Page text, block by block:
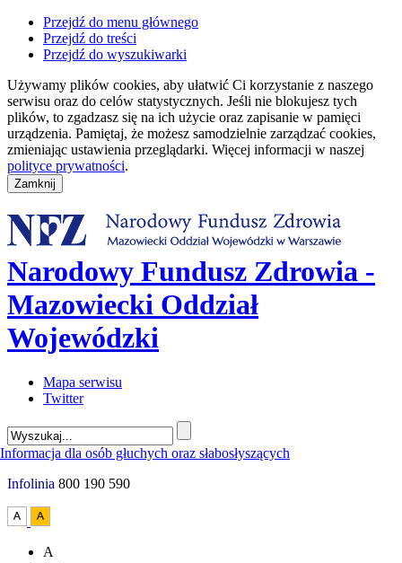
Przejdź do menu głównego
Przejdź do treści
Przejdź do wyszukiwarki
Używamy plików cookies, aby ułatwić Ci korzystanie z naszego
serwisu oraz do celów statystycznych. Jeśli nie blokujesz tych
plików, to zgadzasz się na ich użycie oraz zapisanie w pamięci
urządzenia. Pamiętaj, że możesz samodzielnie zarządzać cookies,
zmieniając ustawienia przeglądarki. Więcej informacji w naszej
polityce prywatności.
Narodowy Fundusz Zdrowia -
Mazowiecki Oddział
Wojewódzki
Mapa serwisu
Twitter
Infolinia 800 190 590
A